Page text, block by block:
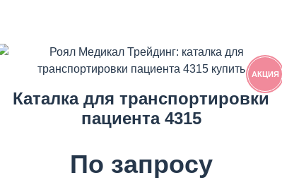
АКЦИЯ
Каталка для транспортировки
пациента 4315
По запросу